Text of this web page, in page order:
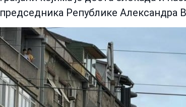
председника Републике Александра